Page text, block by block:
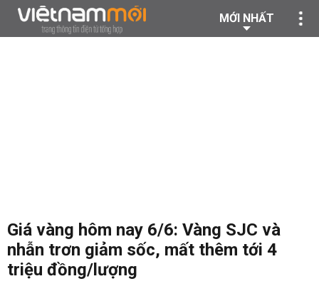
MỚI NHẤT
Giá vàng hôm nay 6/6: Vàng SJC và
nhẫn trơn giảm sốc, mất thêm tới 4
triệu đồng/lượng